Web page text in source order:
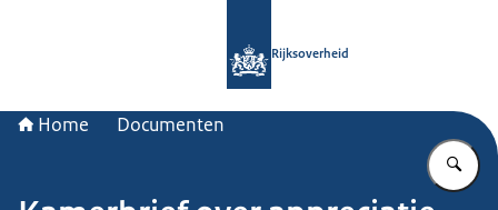
Rijksoverheid
Home Documenten